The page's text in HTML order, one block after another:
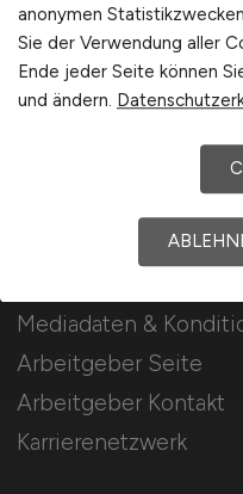
240 Jobs in der
Energiegewinnung,
und
Energiespeicherung.
Für Arbeitgeber
Mediadaten &
Arbeitgeber Seite
Arbeitgeber Kontakt
Karrierenetzwerk
anonymen
Sie der Verwendung aller
Ende jeder Seite können
und ändern.